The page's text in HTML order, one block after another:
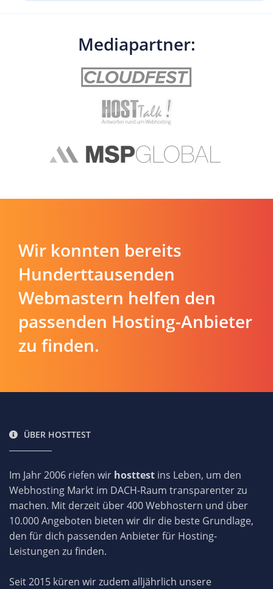
Mediapartner:
Wir konnten bereits
Hunderttausenden
Webmastern helfen den
passenden Hosting-Anbieter
zu finden.
ÜBER HOSTTEST
Im Jahr 2006 riefen wir hosttest ins Leben, um den
Webhosting Markt im DACH-Raum transparenter zu
machen. Mit derzeit über 400 Webhostern und über
10.000 Angeboten bieten wir dir die beste Grundlage,
den für dich passenden Anbieter für Hosting-
Leistungen zu finden.
Seit 2015 küren wir zudem alljährlich unsere